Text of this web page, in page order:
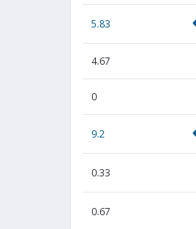
5.83
4.67
0
9.2
0.33
0.67